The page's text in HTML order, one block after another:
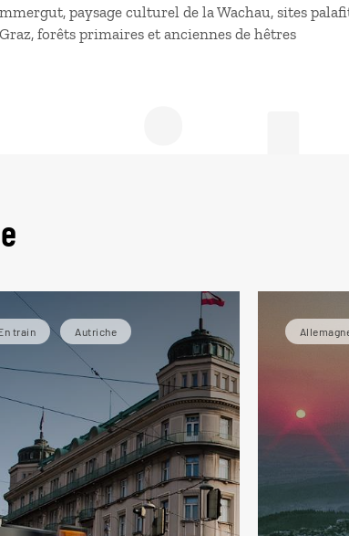
paysage culturel de la Wachau, sites
forêts primaires et anciennes de hêtres
train Autriche